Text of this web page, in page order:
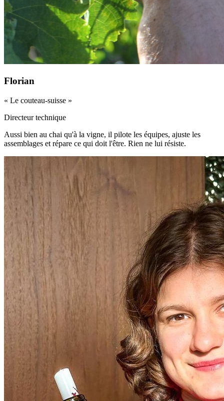
Florian
« Le couteau-suisse »
Directeur technique
Aussi bien au chai qu'à la vigne, il pilote les équipes, ajuste les
assemblages et répare ce qui doit l'être. Rien ne lui résiste.